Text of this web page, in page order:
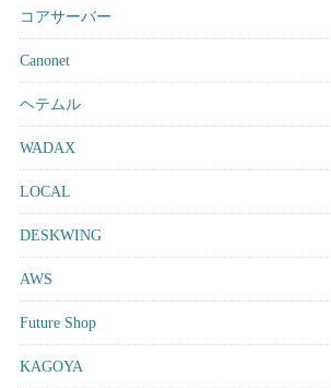
コアサーバー
Canonet
ヘテムル
WADAX
LOCAL
DESKWING
AWS
Future Shop
KAGOYA